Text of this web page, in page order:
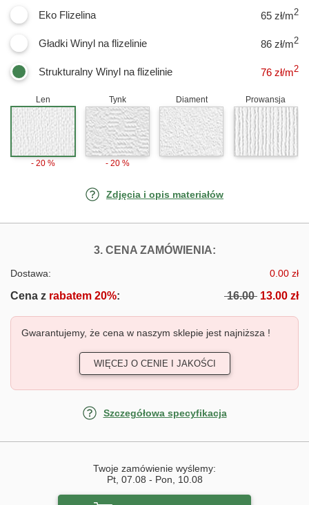
Eko Flizelina 65 zł/m2
Gładki Winyl na flizelinie 86 zł/m2
Strukturalny Winyl na flizelinie 76 zł/m2
Len
- 20 %
Tynk
- 20 %
Diament Prowansja
Zdjęcia i opis materiałów
3. CENA ZAMÓWIENIA:FOTOTAPETY
Dostawa: 0.00 zł
Cena z rabatem 20%: 16.00 13.00 zł
Gwarantujemy, że cena w naszym sklepie jest najniższa !
WIĘCEJ O CENIE I JAKOŚCI
Szczegółowa specyfikacja
Twoje zamówienie wyślemy:
Pt, 07.08 - Pon, 10.08